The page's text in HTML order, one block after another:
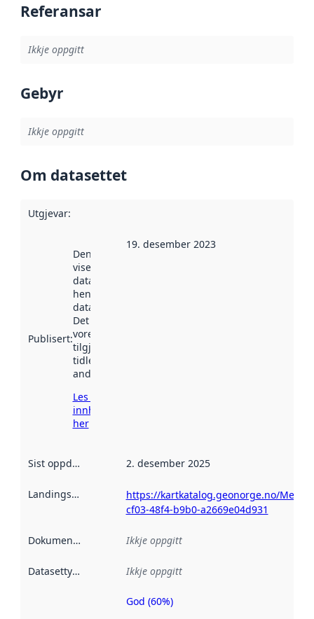
Referansar
Ikkje oppgitt
Gebyr
Ikkje oppgitt
Om datasettet
Utgjevar:
Publisert:
Denne datoen
viser når
datasettet vart
henta inn av
data.norge.no.
Det kan ha
vore
tilgjengeleg
tidlegare
andre stader.
Les meir om
innhenting
her
19. desember 2023
Sist oppdatert 2. desember 2025
Landingsside
https://kartkatalog.geonorge.no/
cf03-48f4-b9b0-a2669e04d931
Dokumentasjon Ikkje oppgitt
Datasettype Ikkje oppgitt
Metadatakvalitet
God (60%)